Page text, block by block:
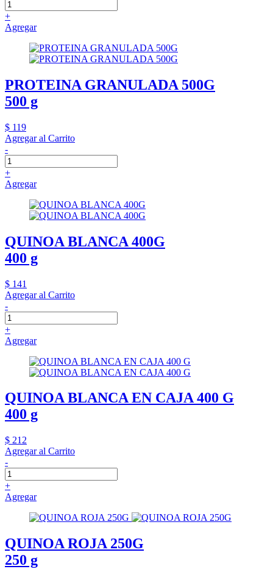
+
Agregar
PROTEINA GRANULADA 500G
500 g
$ 119
Agregar al Carrito
-
+
Agregar
QUINOA BLANCA 400G
400 g
$ 141
Agregar al Carrito
-
+
Agregar
QUINOA BLANCA EN CAJA 400 G
400 g
$ 212
Agregar al Carrito
-
+
Agregar
QUINOA ROJA 250G
250 g